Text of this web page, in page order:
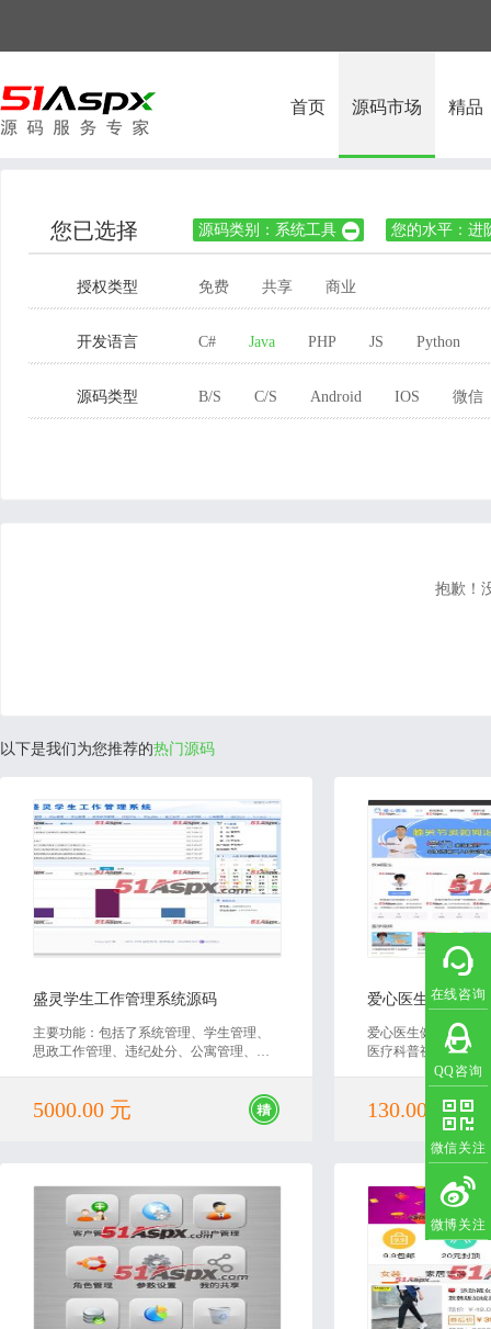
在线咨询
QQ咨询
微信关注
微博关注
首页 源码市场 精品
您已选择 源码类别：系统工具  您的水平：进
授权类型 免费 共享 商业
开发语言 C# Java PHP JS Python
源码类型 B/S C/S Android IOS 微信
抱歉！
以下是我们为您推荐的热门源码
盛灵学生工作管理系统源码
主要功能：包括了系统管理、学生管理、
思政工作管理、违纪处分、公寓管理、个
术特点：运用C#语言开发，数据库Sqlserve
r2014，运用了Highcharts、dataGrid、poshyt
5000.00 元
爱心医生健康知识门
医疗科普视频、语
答平台！本网站是
享平台！提供医疗
科普文章等多种疾病
助力医生实现知识
享受健康美好生活
130.00 元